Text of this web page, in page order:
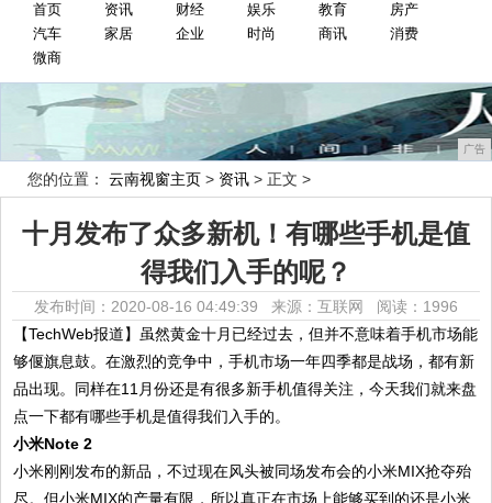
首页 资讯 财经 娱乐 教育
房产
汽车
家居 企业 时尚 商讯
消费
微商
广告
您的位置： 云南视窗主页 > 资讯 > 正文 >
十月发布了众多新机！有哪些手机是值
得我们入手的呢？
发布时间：2020-08-16 04:49:39 来源：互联网 阅读：1996
【TechWeb报道】虽然黄金十月已经过去，但并不意味着手机市场能
够偃旗息鼓。在激烈的竞争中，手机市场一年四季都是战场，都有新
品出现。同样在11月份还是有很多新手机值得关注，今天我们就来盘
点一下都有哪些手机是值得我们入手的。
小米Note 2
小米刚刚发布的新品，不过现在风头被同场发布会的小米MIX抢夺殆
尽。但小米MIX的产量有限，所以真正在市场上能够买到的还是小米